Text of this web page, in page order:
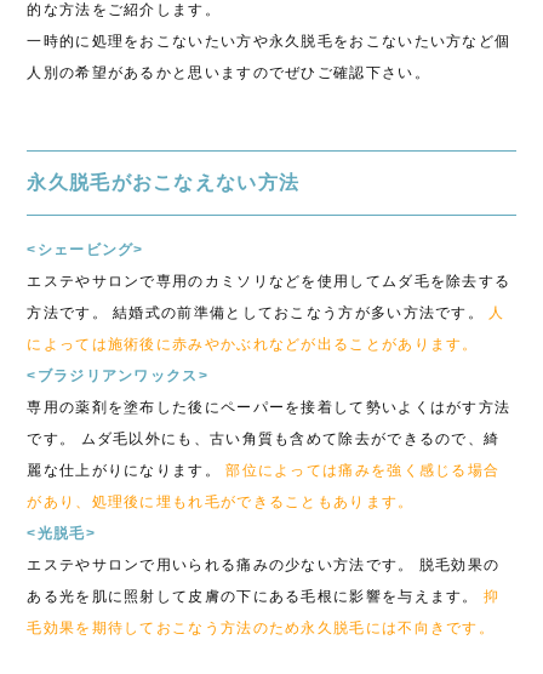
的な方法をご紹介します。
一時的に処理をおこないたい方や永久脱毛をおこないたい方など個
人別の希望があるかと思いますのでぜひご確認下さい。
永久脱毛がおこなえない方法
<シェービング>
エステやサロンで専用のカミソリなどを使用してムダ毛を除去する
方法です。 結婚式の前準備としておこなう方が多い方法です。
人
によっては施術後に赤みやかぶれなどが出ることがあります。
<ブラジリアンワックス>
専用の薬剤を塗布した後にペーパーを接着して勢いよくはがす方法
です。 ムダ毛以外にも、古い角質も含めて除去ができるので、綺
麗な仕上がりになります。部位によっては痛みを強く感じる場合
があり、処理後に埋もれ毛ができることもあります。
<光脱毛>
エステやサロンで用いられる痛みの少ない方法です。 脱毛効果の
ある光を肌に照射して皮膚の下にある毛根に影響を与えます。抑
毛効果を期待しておこなう方法のため永久脱毛には不向きです。